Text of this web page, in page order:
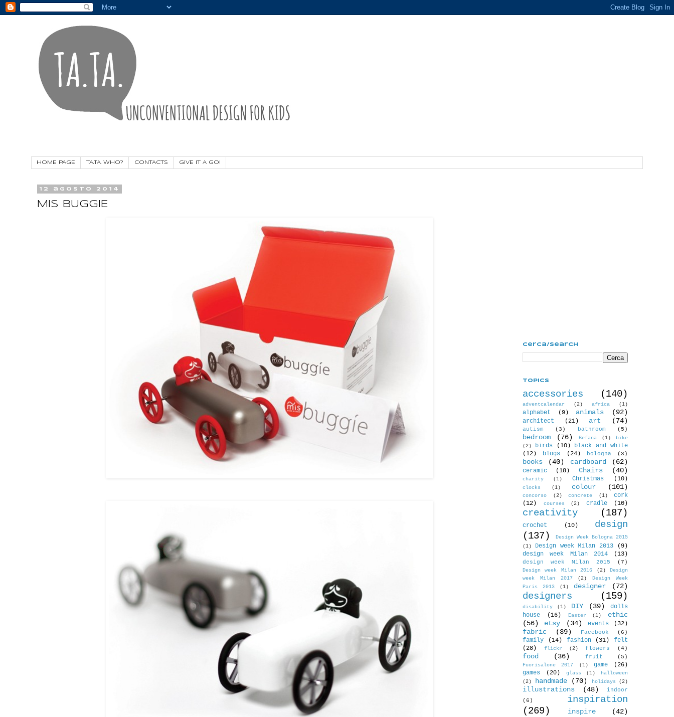
HOME PAGE TA.TA. WHO? CONTACTS GIVE IT A GO!
12 agosto 2014
MIS BUGGIE
Cerca/Search
Topics
accessories (140)
adventcalendar (2) africa (1)
alphabet (9) animals (92)
architect (21) art (74)
autism (3) bathroom (5)
bedroom (76) Befana (1)
bike
(2)
birds (10)
black and white
(12)
blogs (24) bologna (3)
books (40) cardboard (62)
ceramic (18) Chairs (40)
charity (1) Christmas (10)
clocks (1) colour (101)
concorso (2) concrete (1)
cork
(12)
courses (2) cradle (10)
creativity (187)
crochet (10)
design
(137)
Design Week Bologna 2015
(1)
Design week Milan 2013
(9)
design week Milan 2014
(13)
design week Milan 2015 (7)
Design week Milan 2016 (2)
Design
week Milan 2017
(2)
Design Week
Paris 2013
(1) designer (72)
designers (159)
disability (1) DIY (39)
dolls
house
(16) Easter (1)
ethic
(56)
etsy (34) events (32)
fabric (39) Facebook (6)
family (14) fashion (31)
felt
(28)
flickr (2) flowers (4)
food (36) fruit (5)
Fuorisalone 2017 (1) game
(26)
games
(20) glass (1)
halloween
(2)
handmade (70) holidays (2)
illustrations (48)
indoor
(6)
inspiration
(269)
inspire (42)